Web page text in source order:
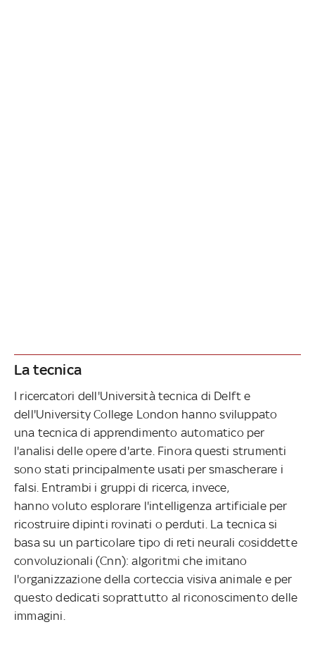
La tecnica
I ricercatori dell'Università tecnica di Delft e
dell'University College London hanno sviluppato
una tecnica di apprendimento automatico per
l'analisi delle opere d'arte. Finora questi strumenti
sono stati principalmente usati per smascherare i
falsi. Entrambi i gruppi di ricerca, invece,
hanno voluto esplorare l'intelligenza artificiale per
ricostruire dipinti rovinati o perduti. La tecnica si
basa su un particolare tipo di reti neurali cosiddette
convoluzionali (Cnn): algoritmi che imitano
l'organizzazione della corteccia visiva animale e per
questo dedicati soprattutto al riconoscimento delle
immagini.